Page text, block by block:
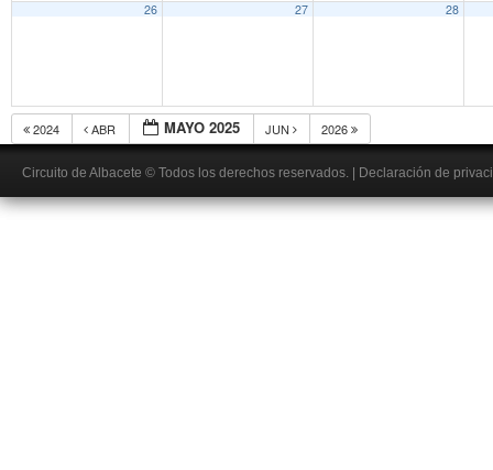
26 27 28
2024 ABR MAYO 2025 JUN 2026
Circuito de Albacete © Todos los derechos reservados. Declaración de